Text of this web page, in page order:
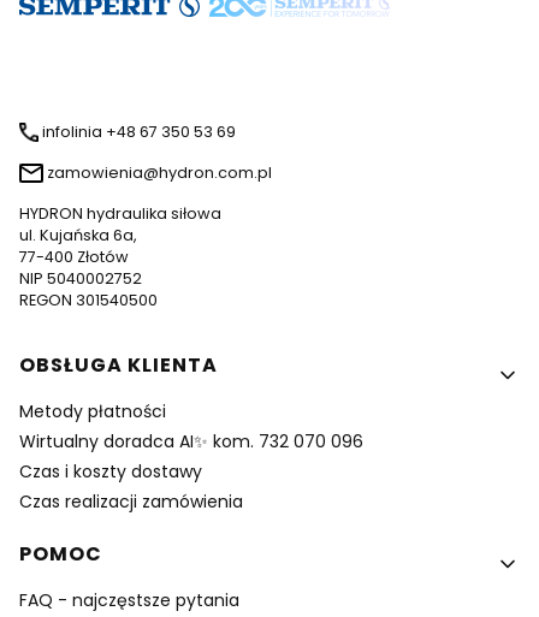
infolinia +48 67 350 53 69
zamowienia@hydron.com.pl
HYDRON hydraulika siłowa
ul. Kujańska 6a,
77-400 Złotów
NIP 5040002752
REGON 301540500
Linki w stopce
OBSŁUGA KLIENTA
Metody płatności
Wirtualny doradca AI✨ kom. 732 070 096
Czas i koszty dostawy
Czas realizacji zamówienia
POMOC
FAQ - najczęstsze pytania